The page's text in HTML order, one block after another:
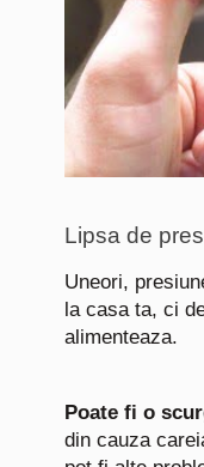
Lipsa de
Uneori,
la casa ta, ci
alimenteaza.
Poate fi o
din cauza